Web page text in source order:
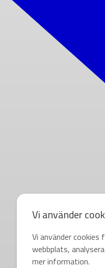
Vi använder
Vi använder cookies
webbplats,
mer information.